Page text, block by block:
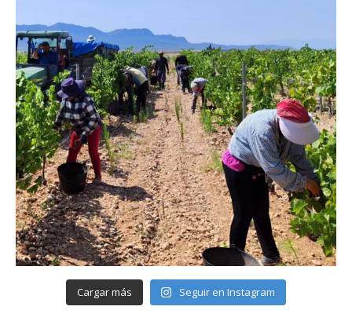
Cargar más Seguir en Instagram